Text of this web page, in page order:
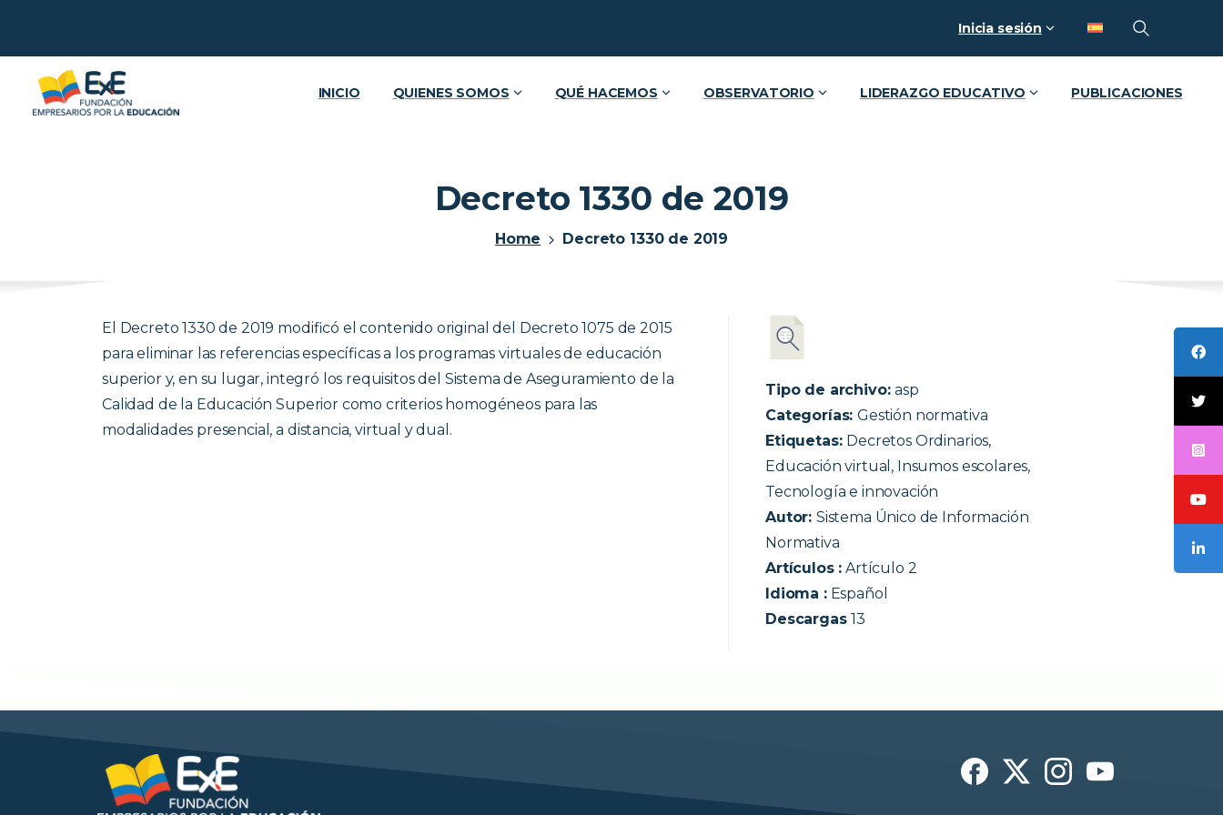
Inicia sesión
INICIO QUIENES SOMOS QUÉ HACEMOS OBSERVATORIO LIDERAZGO EDUCATIVO PUBLICACIONES
Decreto 1330 de 2019
Home Decreto 1330 de 2019
El Decreto 1330 de 2019 modificó el contenido original del Decreto 1075 de 2015
para eliminar las referencias específicas a los programas virtuales de educación
superior y, en su lugar, integró los requisitos del Sistema de Aseguramiento de la
Calidad de la Educación Superior como criterios homogéneos para las
modalidades presencial, a distancia, virtual y dual.
Tipo de archivo:asp
Categorías:Gestión normativa
Etiquetas: Decretos Ordinarios,
Educación virtual, Insumos escolares,
Tecnología e innovación
Autor: Sistema Único de Información
Normativa
Artículos : Artículo 2
Idioma :Español
Descargas13